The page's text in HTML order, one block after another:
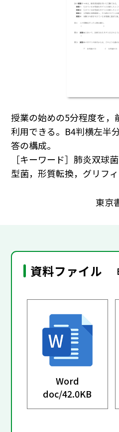
授業の始めの5分程度を，
利用できる。B4判横左半
答の構成。
［キーワード］肺炎双球
型菌，形質転換，グリフ
東京
資料ファイル
Word
doc/42.0KB